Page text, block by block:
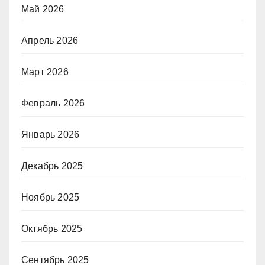
Май 2026
Апрель 2026
Март 2026
Февраль 2026
Январь 2026
Декабрь 2025
Ноябрь 2025
Октябрь 2025
Сентябрь 2025